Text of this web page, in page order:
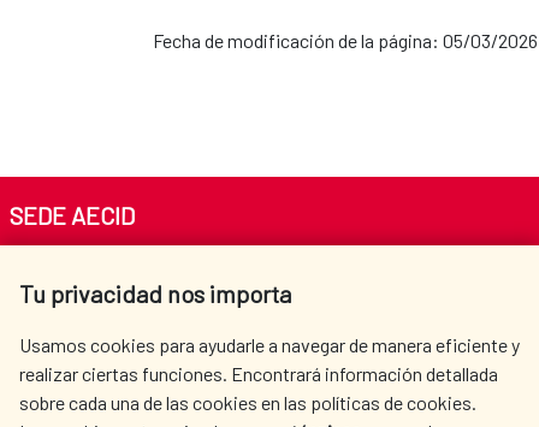
Fecha de modificación de la página: 05/03/2026
Tu privacidad nos importa
Usamos cookies para ayudarle a navegar de manera eficiente y
realizar ciertas funciones. Encontrará información detallada
sobre cada una de las cookies en las políticas de cookies.
SEDE AECID
Tel. +34 900 20 30 54​​​​​​​
AECID
WHERE DO WE COOPERATE?